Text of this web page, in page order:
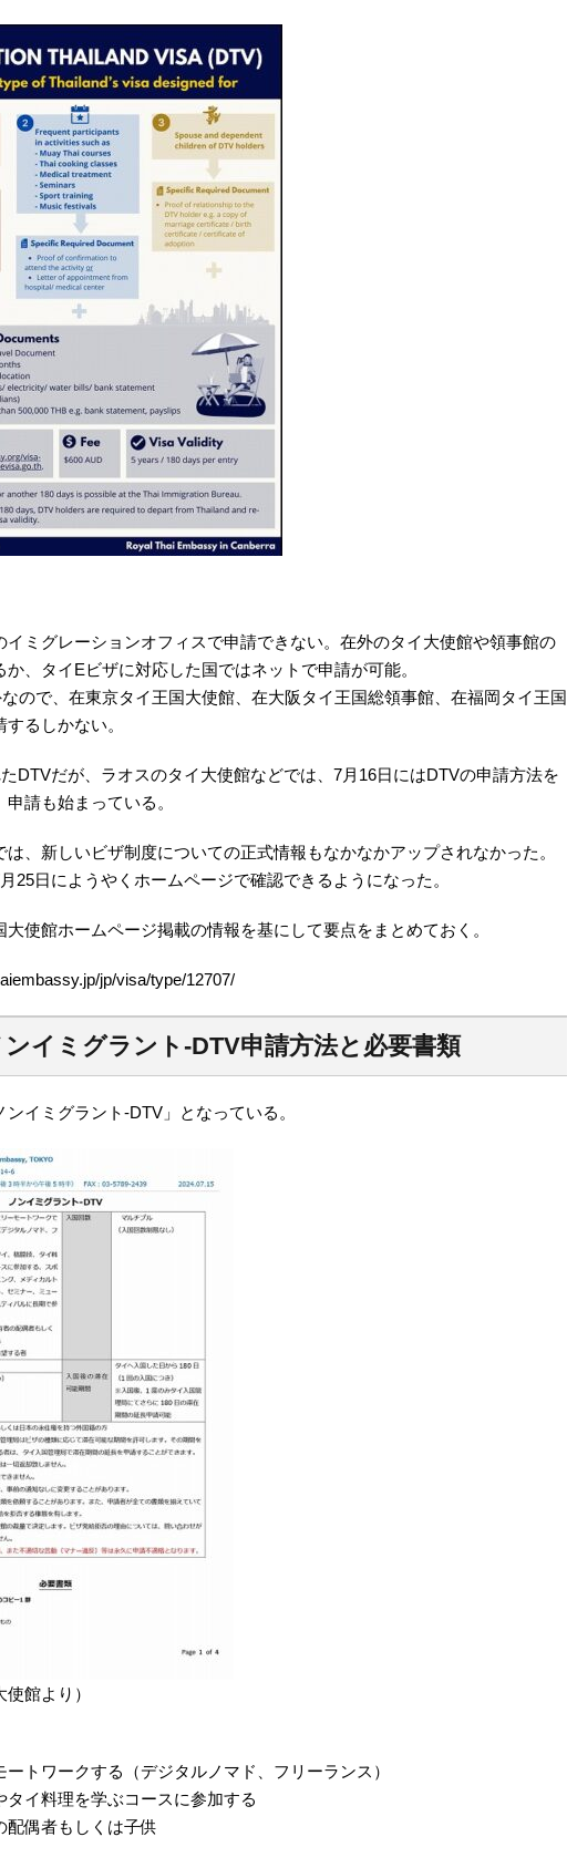
イミグレーションオフィスで申請できない。在外のタイ大使館や領事館の
、タイEビザに対応した国ではネットで申請が可能。
ので、在東京タイ王国大使館、在大阪タイ王国総領事館、在福岡タイ王国
るしかない。
DTVだが、ラオスのタイ大使館などでは、7月16日にはDTVの申請方法を
請も始まっている。
は、新しいビザ制度についての正式情報もなかなかアップされなかった。
25日にようやくホームページで確認できるようになった。
大使館ホームページ掲載の情報を基にして要点をまとめておく。
jp/visa/type/12707/
ンイミグラント-DTV申請方法と必要書類
イミグラント-DTV」となっている。
使館より）
ートワークする（デジタルノマド、フリーランス）
タイ料理を学ぶコースに参加する
配偶者もしくは子供